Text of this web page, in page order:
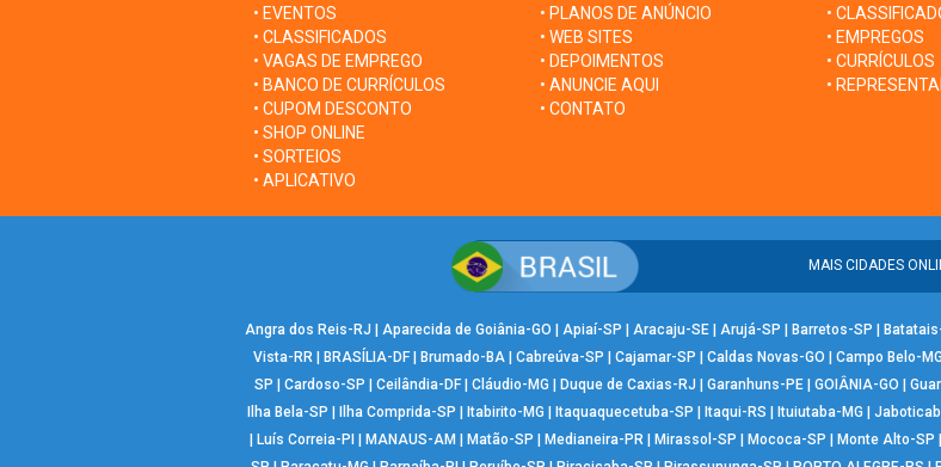
• EVENTOS
• CLASSIFICADOS
• VAGAS DE EMPREGO
• BANCO DE CURRÍCULOS
• CUPOM DESCONTO
• SHOP ONLINE
• SORTEIOS
• APLICATIVO
• PLANOS DE ANÚNCIO
• WEB SITES
• DEPOIMENTOS
• ANUNCIE AQUI
• CONTATO
•
• EMPREGOS
• CURRÍCULOS
•
MAIS CIDADES
Angra dos Reis-RJ | Aparecida de Goiânia-GO | Apiaí-SP | Aracaju-SE| Arujá-SP | Barretos-SP |
Vista-RR | BRASÍLIA-DF| Brumado-BA| Cabreúva-SP | Cajamar-SP | Caldas Novas-GO | Campo Belo-MG
SP | Cardoso-SP | Ceilândia-DF | Cláudio-MG | Duque de Caxias-RJ | Garanhuns-PE | GOIÂNIA-GO |
Ilha Bela-SP | Ilha Comprida-SP | Itabirito-MG | Itaquaquecetuba-SP | Itaqui-RS | Ituiutaba-MG |
| Luís Correia-PI | MANAUS-AM | Matão-SP | Medianeira-PR | Mirassol-SP | Mococa-SP | Monte Alto-SP |